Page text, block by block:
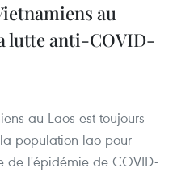
au
lutte anti-COVID-
au Laos est toujours
population lao pour
de l'épidémie de COVID-